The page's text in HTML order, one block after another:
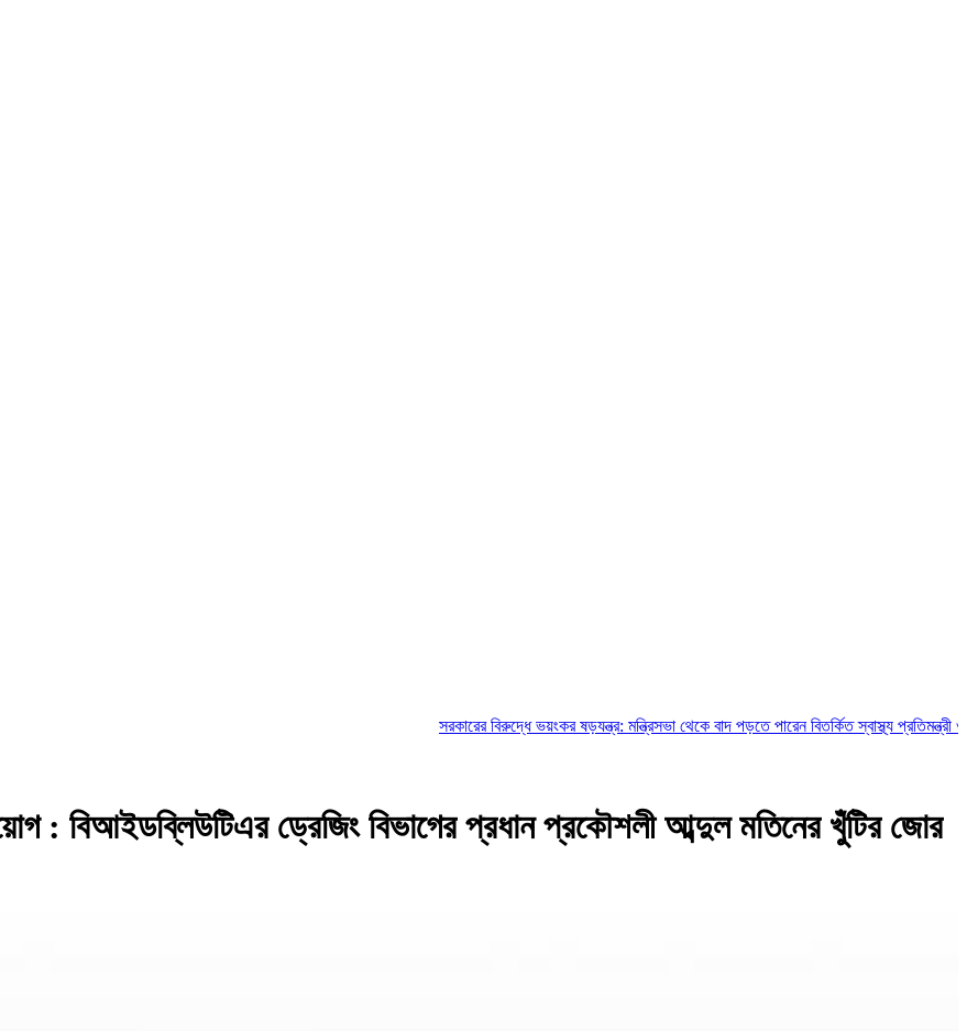
সরকারের বিরুদ্ধে ভয়ংকর ষড়যন্ত্র: মন্ত্রিসভা থেকে বাদ পড়তে পারেন বিতর্কিত স্বাস্থ্য প্রতিমন্ত্রী ও
: বিআইডব্লিউটিএর ড্রেজিং বিভাগের প্রধান প্রকৌশলী আব্দুল মতিনের খুঁটির জোর